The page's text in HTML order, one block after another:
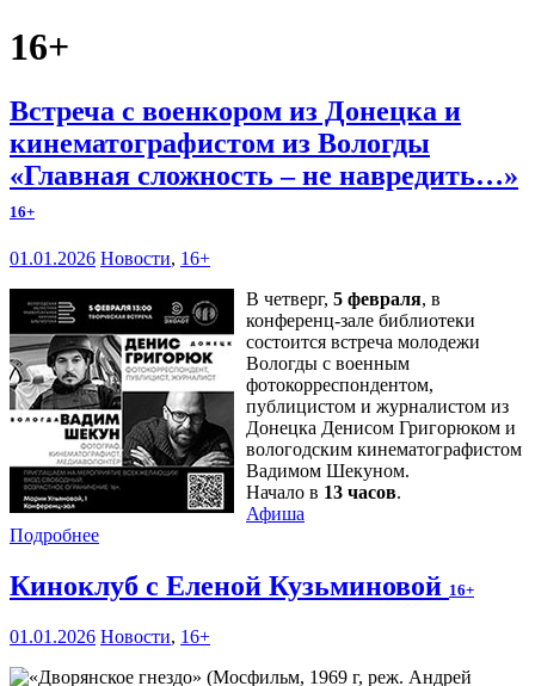
16+
Встреча с военкором из Донецка и
кинематографистом из Вологды
«Главная сложность – не навредить…»
16+
01.01.2026 Новости, 16+
В четверг, 5 февраля, в
конференц-зале библиотеки
состоится встреча молодежи
Вологды с военным
фотокорреспондентом,
публицистом и журналистом из
Донецка Денисом Григорюком и
вологодским кинематографистом
Вадимом Шекуном.
Начало в 13 часов.
Афиша
Подробнее
Киноклуб с Еленой Кузьминовой 16+
01.01.2026 Новости, 16+